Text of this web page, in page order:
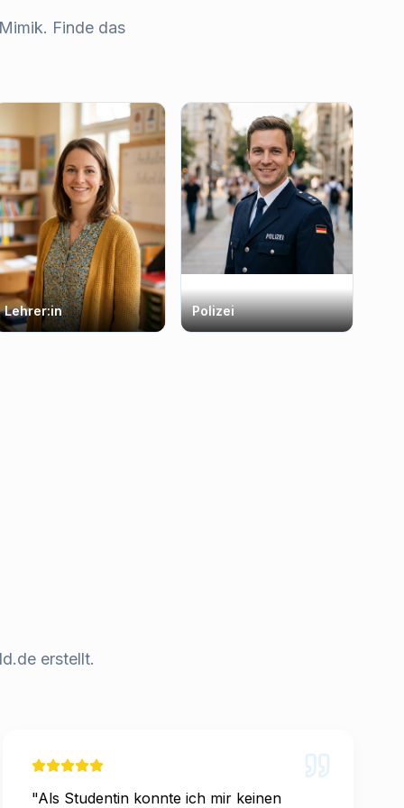
Finde das
Lehrer:in Polizei
erstellt.
"Als Studentin konnte ich mir keinen